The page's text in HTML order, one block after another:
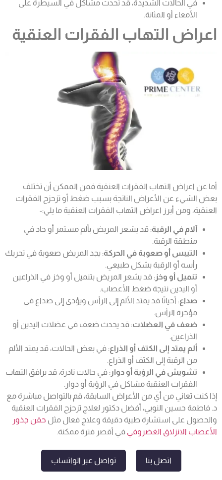
في الحالات الشديدة، قد تحدث مشاكل في السيطرة على
الأمعاء أو المثانة.
اعراض التهاب الفقرات العنقية
أما عن اعراض التهاب الفقرات العنقية فمن الممكن أن تختلف
بعض الشيء عن الأعراض الناتجة بسبب ضغط أو تزحزح الفقرات
العنقية، ومن أبرز اعراض التهاب الفقرات العنقية ما يلي:-
آلام في الرقبة: قد يشعر المريض بألم مستمر أو حاد في
منطقة الرقبة.
التيبس أو صعوبة في الحركة: يجد المريض صعوبة في تحريك
رأسه أو الرقبة بشكل طبيعي.
تنميل أو وخز: قد يشعر المريض بتنميل أو وخز في الذراعين
أو اليدين نتيجة ضغط الأعصاب.
صداع: أحيانًا قد يمتد الألم إلى الرأس ويؤدي إلى صداع في
مؤخرة الرأس.
ضعف في العضلات: قد يحدث ضعف في عضلات اليدين أو
الذراعين.
ألم يمتد إلى الكتف أو الذراع: في بعض الحالات، قد يمتد الألم
من الرقبة إلى الكتف أو الذراع.
تشويش في الرؤية أو دوار: في حالات نادرة، قد يرافق التهاب
الفقرات العنقية مشاكل في الرؤية أو دوار.
إذا كنت تعاني من أي من الأعراض السابقة، قم بالتواصل مباشرة مع
د. فاطمة حسين النوبي، أفضل دكتور لعلاج تزحزح الفقرات العنقية
والحصول على استشارة طبية دقيقة وعلاج فعال مثل حقن جذور
الأعصاب الانزلاق الغضروفي في أقصر فترة ممكنة.
اتصل بنا تواصل عبر الواتساب